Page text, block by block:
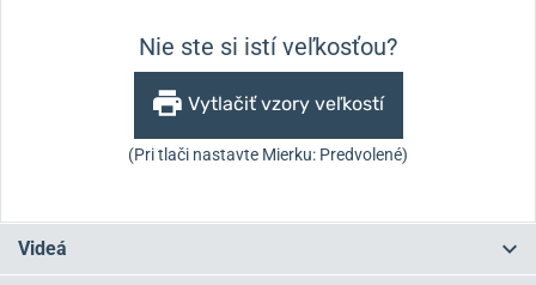
Nie ste si istí veľkosťou?
Vytlačiť vzory veľkostí
(Pri tlači nastavte Mierku: Predvolené)
Videá